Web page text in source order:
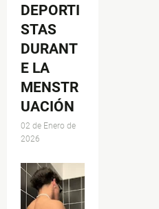
DEPORTI
STAS
DURANT
E LA
MENSTR
UACIÓN
02 de Enero de
2026